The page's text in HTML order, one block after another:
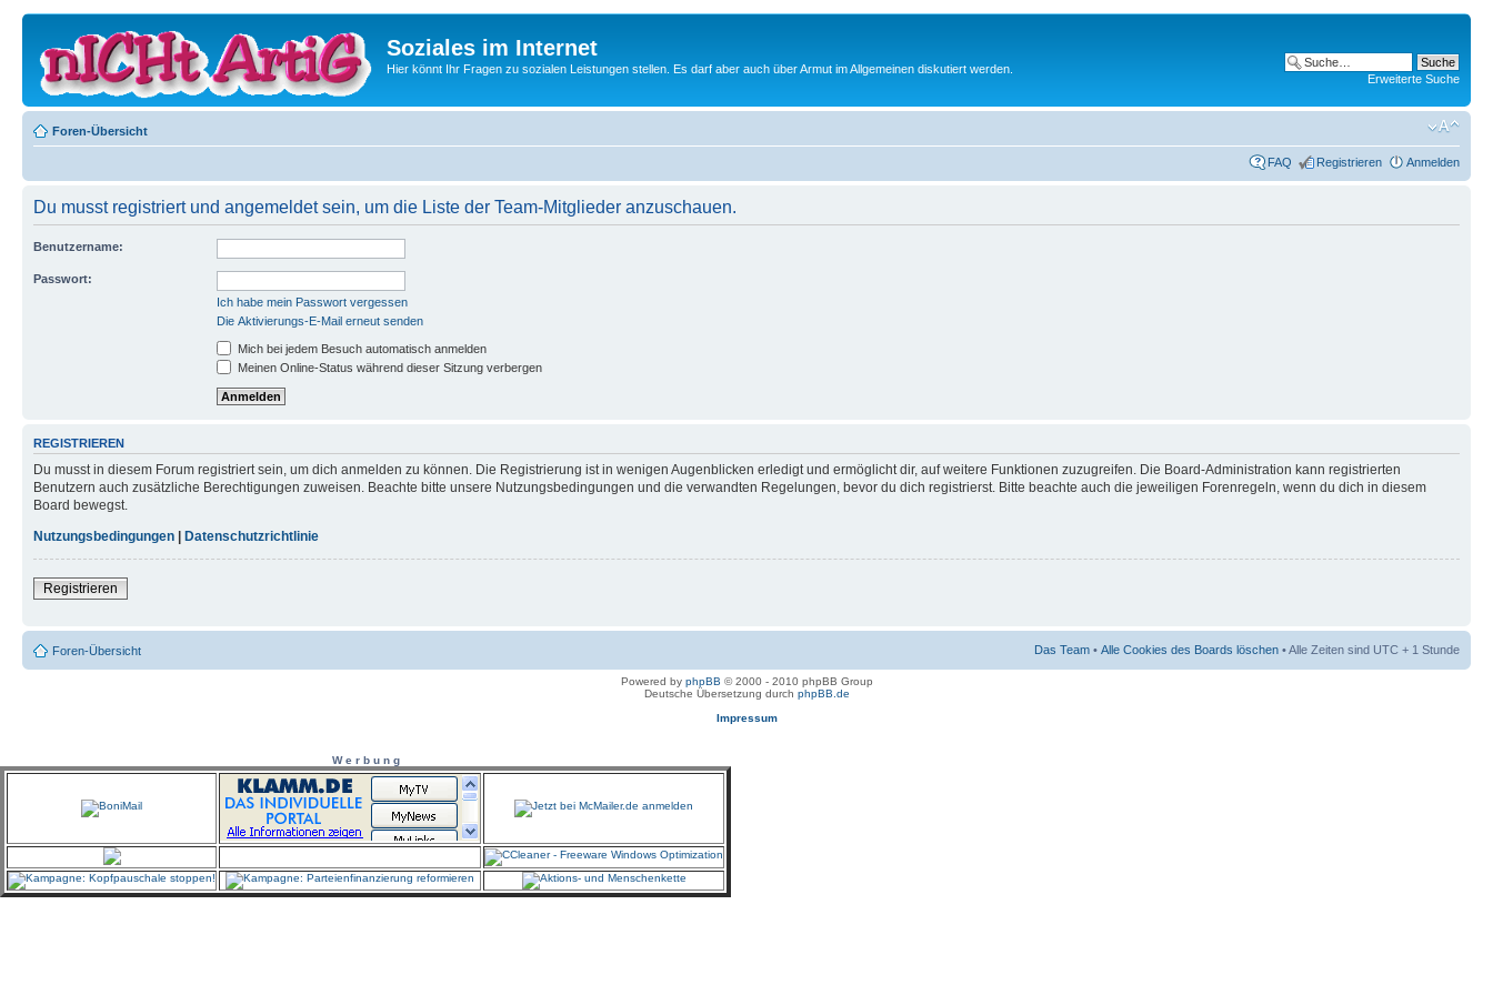
Soziales im Internet
Hier könnt Ihr Fragen zu sozialen Leistungen stellen. Es darf aber auch über Armut im Allgemeinen diskutiert werden.
Erweiterte Suche
Foren-Übersicht
FAQ Registrieren Anmelden
Du musst registriert und angemeldet sein, um die Liste der Team-Mitglieder anzuschauen.
Benutzername:
Passwort:
Ich habe mein Passwort vergessen
Die Aktivierungs-E-Mail erneut senden
Mich bei jedem Besuch automatisch anmelden
Meinen Online-Status während dieser Sitzung verbergen
REGISTRIEREN
Du musst in diesem Forum registriert sein, um dich anmelden zu können. Die Registrierung ist in wenigen Augenblicken erledigt und ermöglicht dir, auf weitere Funktionen zuzugreifen. Die Board-Administration kann registrierten
Benutzern auch zusätzliche Berechtigungen zuweisen. Beachte bitte unsere Nutzungsbedingungen und die verwandten Regelungen, bevor du dich registrierst. Bitte beachte auch die jeweiligen Forenregeln, wenn du dich in diesem
Board bewegst.
Nutzungsbedingungen | Datenschutzrichtlinie
Registrieren
Foren-Übersicht Das Team • Alle Cookies des Boards löschen • Alle Zeiten sind UTC + 1 Stunde
Powered by phpBB © 2000 - 2010 phpBB Group
Deutsche Übersetzung durch phpBB.de
Impressum
W e r b u n g